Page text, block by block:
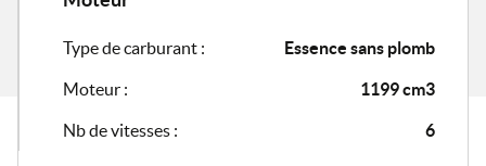
Type de carburant : Essence sans plomb
Moteur : 1199 cm3
Nb de vitesses : 6